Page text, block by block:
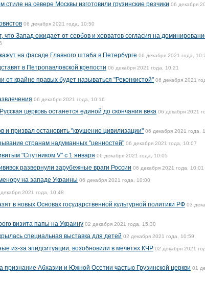
стиле на севере Москвы изготовили грузинские резчики 06 декабря
06 декабря 2021 года, 10:50
что Запад ожидает от сербов и хорватов согласия на
на фасаде Главного штаба в Петербурге 06 декабря 2021 года,
в Петропавловской крепости 06 декабря 2021 года, 10:21
крайне правых будет называться "Реконкистой" 06 декабря 2021
06 декабря 2021 года, 10:16
церковь останется единой до скончания века 06 декабря 2021
и призвал остановить "крушение цивилизации" 06 декабря 2021 года,
странам надуманных "ценностей" 06 декабря 2021 года, 10:07
"Спутником V" с 1 января 06 декабря 2021 года, 10:05
развернули зарубежные враги России 06 декабря 2021 года, 10:01
на западе Украины 06 декабря 2021 года, 10:00
2021 года, 10:48
в новых Основах государственной культурной политики РФ 03
визита папы на Украину 02 декабря 2021 года, 15:30
специальная выставка для детей 02 декабря 2021 года, 10:59
из-за эпидситуации, возобновили в мечетях КЧР 02 декабря 2021
признание Абхазии и Южной Осетии частью Грузинской церкви 01